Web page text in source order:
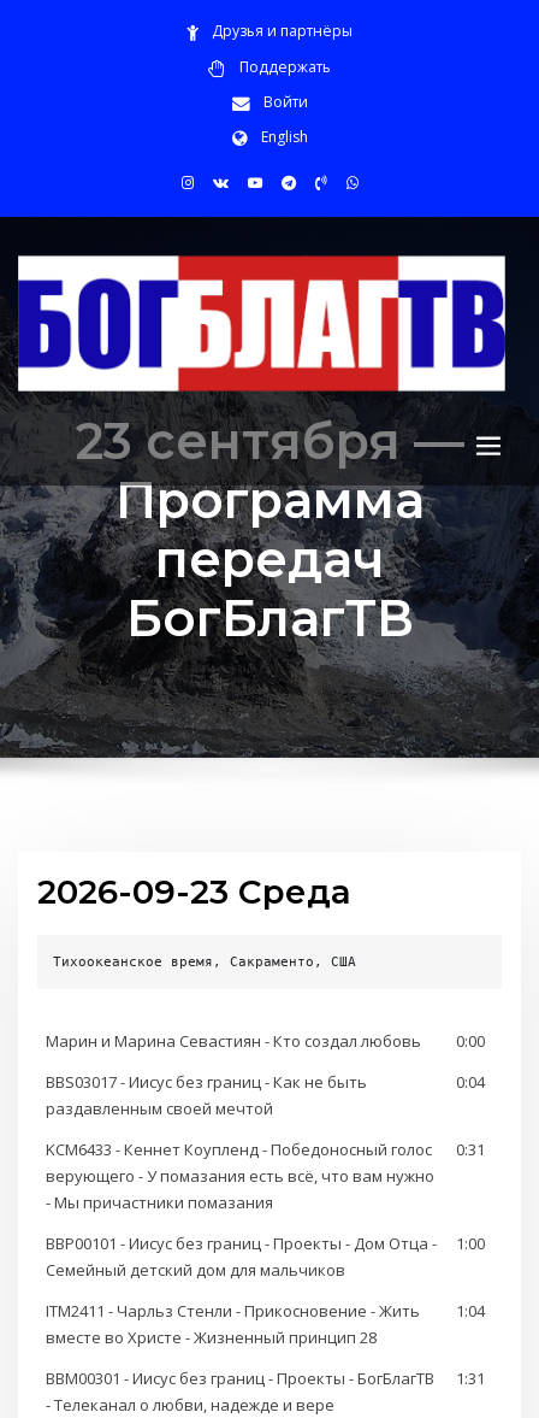
Друзья и партнёры
Поддержать
Войти
English
23 сентября —
Программа
передач
БогБлагТВ
2026-09-23 Среда
Тихоокеанское время, Сакраменто, США
Марин и Марина Севастиян - Кто создал любовь
0:00
BBS03017 - Иисус без границ - Как не быть
раздавленным своей мечтой
0:04
KCM6433 - Кеннет Коупленд - Победоносный голос
верующего - У помазания есть всё, что вам нужно
- Мы причастники помазания
0:31
BBP00101 - Иисус без границ - Проекты - Дом Отца -
Семейный детский дом для мальчиков
1:00
ITM2411 - Чарльз Стенли - Прикосновение - Жить
вместе во Христе - Жизненный принцип 28
1:04
BBM00301 - Иисус без границ - Проекты - БогБлагТВ
- Телеканал о любви, надежде и вере
1:31